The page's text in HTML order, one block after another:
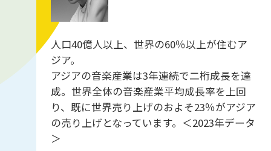
人口40億人以上、世界の60％以上が住むア
ジア。
アジアの音楽産業は3年連続で二桁成長を達
成。世界全体の音楽産業平均成長率を上回
り、既に世界売り上げのおよそ23％がアジア
の売り上げとなっています。＜2023年データ
＞